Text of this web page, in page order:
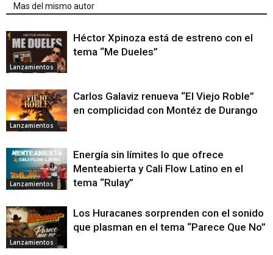
Mas del mismo autor
Lanzamientos
Héctor Xpinoza está de estreno con el
tema “Me Dueles”
Lanzamientos
Carlos Galaviz renueva “El Viejo Roble”
en complicidad con Montéz de Durango
Lanzamientos
Energía sin límites lo que ofrece
Menteabierta y Cali Flow Latino en el
tema “Rulay”
Lanzamientos
Los Huracanes sorprenden con el sonido
que plasman en el tema “Parece Que No”